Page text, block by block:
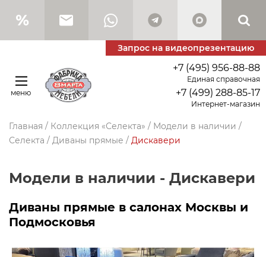
Запрос на видеопрезентацию
меню
+7 (495) 956-88-88
Единая справочная
+7 (499) 288-85-17
Интернет-магазин
Главная / Коллекция «Селекта» / Модели в наличии /
Селекта / Диваны прямые / Дискавери
Модели в наличии - Дискавери
Диваны прямые в салонах Москвы и
Подмосковья